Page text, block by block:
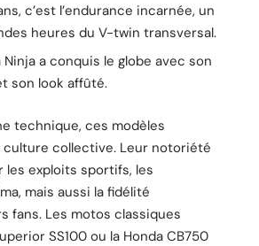
c’est l’endurance incarnée, un
heures du V-twin transversal.
Ninja a conquis le globe avec son
son look affûté.
technique, ces modèles
culture collective. Leur notoriété
les exploits sportifs, les
mais aussi la fidélité
fans. Les motos classiques
SS100 ou la Honda CB750